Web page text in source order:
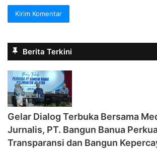
Berita Terkini
Gelar Dialog Terbuka Bersama
Jurnalis, PT. Bangun Banua
Transparansi dan Bangun